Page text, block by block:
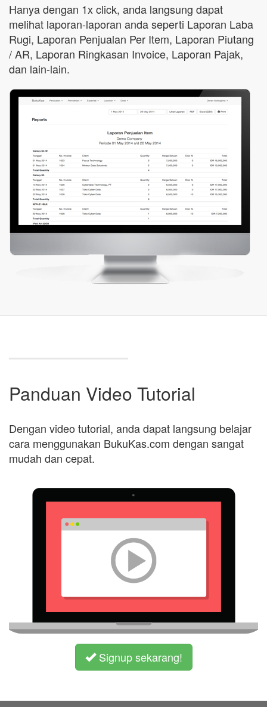
Hanya dengan 1x click, anda langsung dapat
melihat laporan-laporan anda seperti Laporan Laba
Rugi, Laporan Penjualan Per Item, Laporan Piutang
/ AR, Laporan Ringkasan Invoice, Laporan Pajak,
dan lain-lain.
Panduan Video Tutorial
Dengan video tutorial, anda dapat langsung belajar
cara menggunakan BukuKas.com dengan sangat
mudah dan cepat.
Signup sekarang!